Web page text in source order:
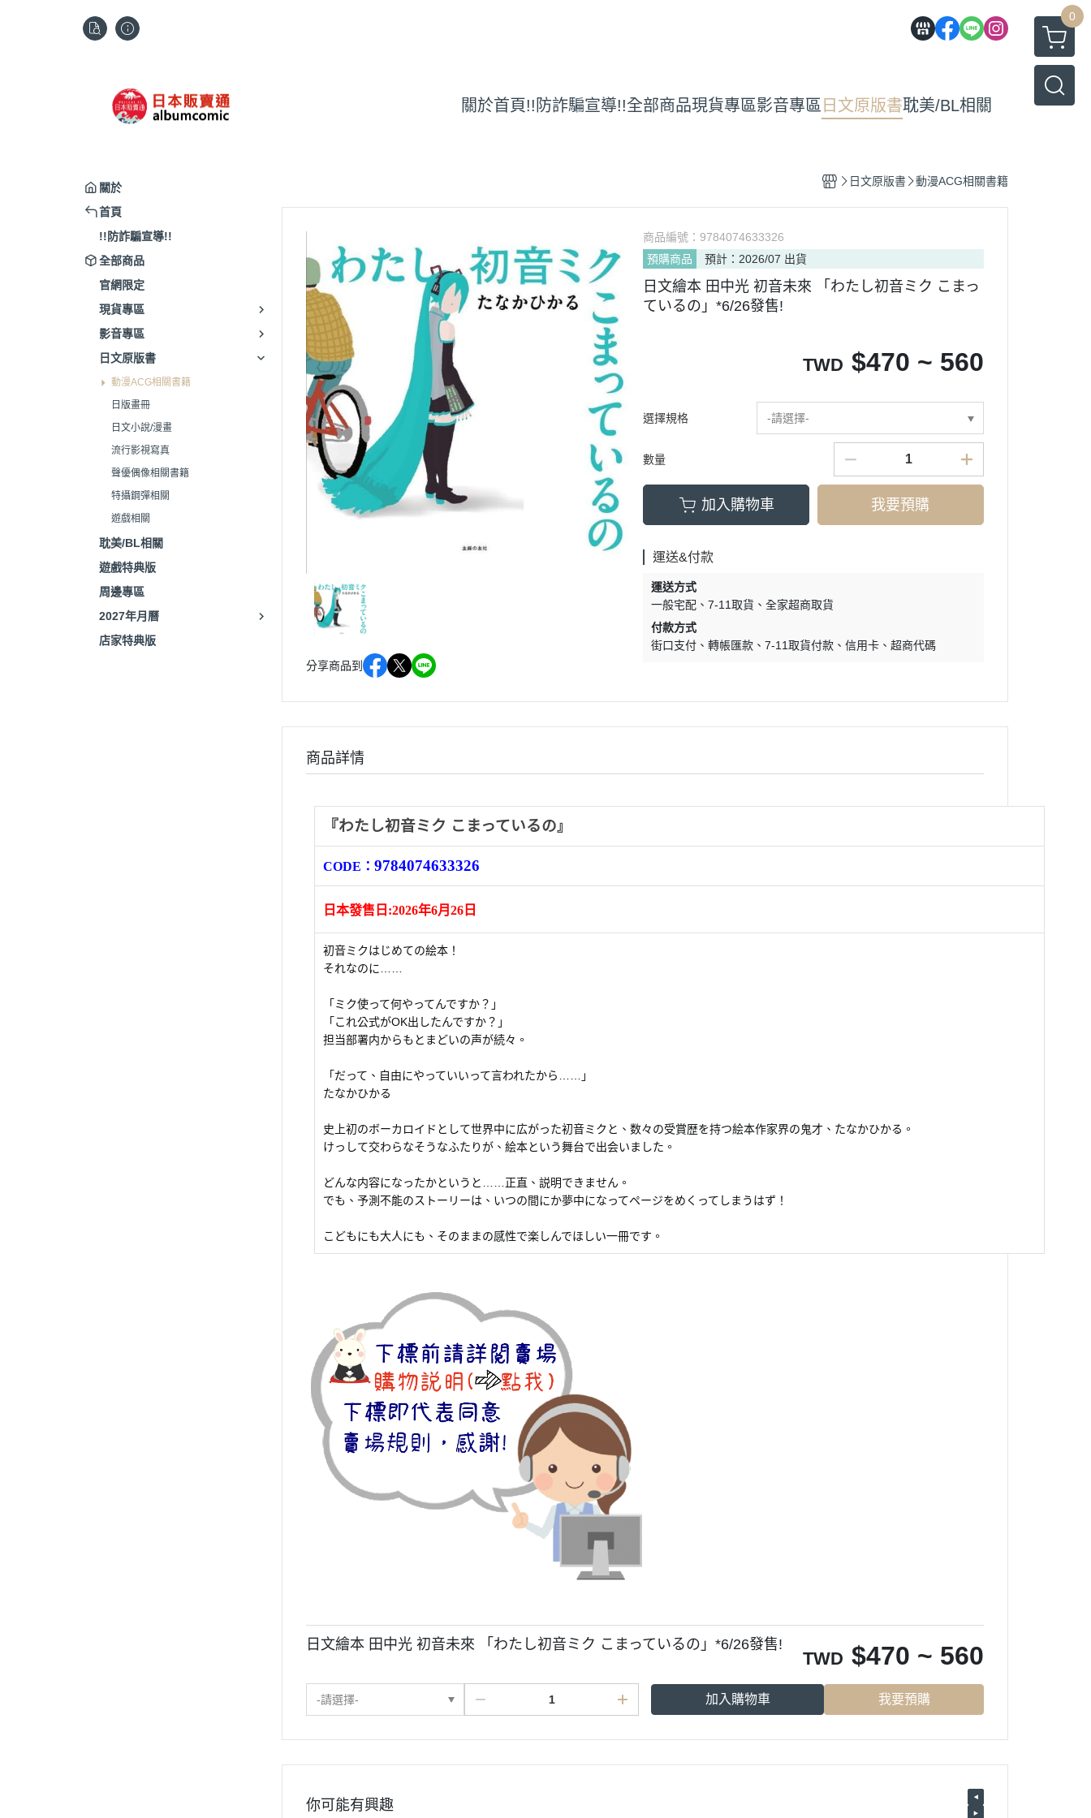
0
關於首頁!!防詐騙宣導!!全部商品現貨專區影音專區 日文原版書耽美/BL相關
關於
首頁
!!防詐騙宣導!!
全部商品
官網限定
現貨專區
影音專區
日文原版書
動漫ACG相關書籍
日版畫冊
日文小說/漫畫
流行影視寫真
聲優偶像相關書籍
特攝鋼彈相關
遊戲相關
耽美/BL相關
遊戲特典版
周邊專區
2027年月曆
店家特典版
日文原版書 動漫ACG相關書籍
分享商品到
商品編號： 9784074633326
預購商品
預計：2026/07 出貨
日文繪本 田中光 初音未來 「わたし初音ミク こまっ
ているの」*6/26發售!
TWD $470 ~ 560
選擇規格 -請選擇-
數量
加入購物車 我要預購
運送&付款
運送方式
一般宅配
7-11取貨
全家超商取貨
付款方式
街口支付
轉帳匯款 7-11取貨付款 信用卡 超商代碼
商品詳情
『わたし初音ミク こまっているの』
CODE： 9784074633326
日本發售日:2026年6月26日
初音ミクはじめての絵本！
それなのに……
「ミク使って何やってんですか？」
「これ公式がOK出したんですか？」
担当部署内からもとまどいの声が続々。
「だって、自由にやっていいって言われたから……」
たなかひかる
史上初のボーカロイドとして世界中に広がった初音ミクと、数々の受賞歴を持つ絵本作家界の鬼才、たなかひかる。
けっして交わらなそうなふたりが、絵本という舞台で出会いました。
どんな内容になったかというと……正直、説明できません。
でも、予測不能のストーリーは、いつの間にか夢中になってページをめくってしまうはず！
こどもにも大人にも、そのままの感性で楽しんでほしい一冊です。
日文繪本 田中光 初音未來 「わたし初音ミク こまっているの」*6/26發售!
TWD $470 ~ 560
-請選擇- 加入購物車 我要預購
你可能有興趣